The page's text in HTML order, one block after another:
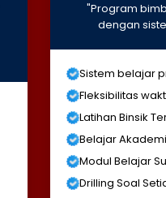
"Program
dengan
Sistem belajar
Fleksibilitas
Latihan Binsik
Belajar
Modul Belajar
Drilling Soal